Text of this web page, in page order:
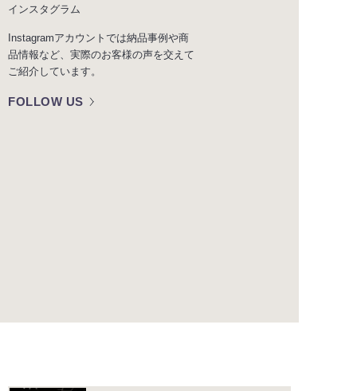
インスタグラム
Instagramアカウントでは納品事例や商
品情報など、実際のお客様の声を交えて
ご紹介しています。
FOLLOW US